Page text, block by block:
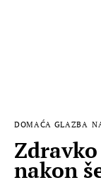
MUSIC
DOMAĆA GLAZBA
nakon